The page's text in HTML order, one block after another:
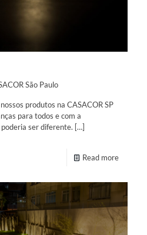
São Paulo
produtos na CASACOR SP
para todos e com a
poderia ser diferente. […]
Read more